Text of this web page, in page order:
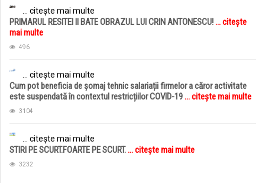
... citește mai multe
PRIMARUL RESITEI II BATE OBRAZUL LUI CRIN ANTONESCU! ... citește
mai multe
496
... citește mai multe
Cum pot beneficia de șomaj tehnic salariații firmelor a căror activitate
este suspendată în contextul restricțiilor COVID-19 ... citește mai multe
3104
... citește mai multe
STIRI PE SCURT.FOARTE PE SCURT. ... citește mai multe
3232